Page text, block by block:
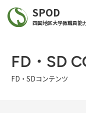
SPOD
四国地区大学教職員能
FD・SD
FD・SDコンテンツ